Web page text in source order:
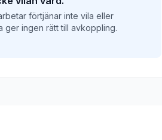
förtjänar inte vila eller
ger ingen rätt till avkoppling.